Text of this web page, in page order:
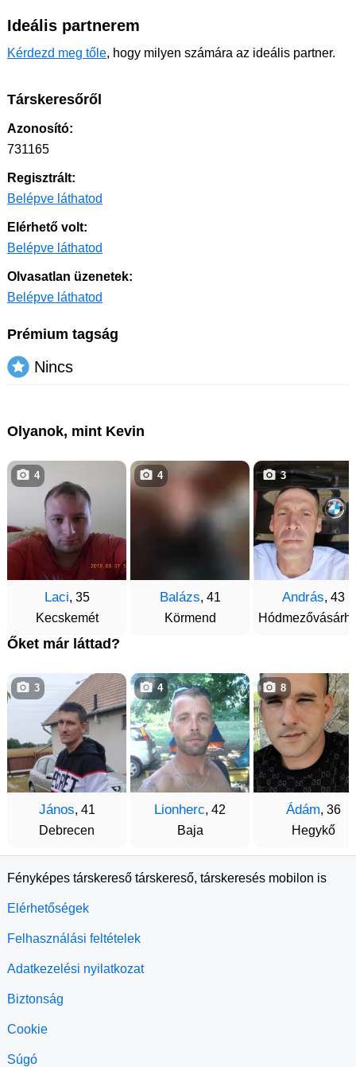
Ideális partnerem
Kérdezd meg tőle, hogy milyen számára az ideális partner.
Társkeresőről
Azonosító:
731165
Regisztrált:
Belépve láthatod
Elérhető volt:
Belépve láthatod
Olvasatlan üzenetek:
Belépve láthatod
Prémium tagság
Nincs
Olyanok, mint Kevin
Laci, 35
Kecskemét
4
Balázs, 41
Körmend
4
András, 43
3
Őket már láttad?
János, 41
Debrecen
3
Lionherc, 42
Baja
4
Ádám, 36
Hegykő
8
Fényképes társkereső társkereső, társkeresés mobilon is
Elérhetőségek
Felhasználási feltételek
Adatkezelési nyilatkozat
Biztonság
Cookie
Súgó